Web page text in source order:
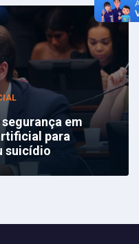
em
para
suicídio